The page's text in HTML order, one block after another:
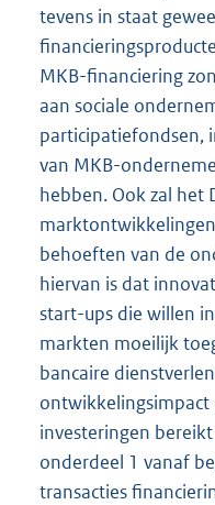
tevens in staat
MKB-financiering
aan sociale
participatiefondsen,
van MKB-onder
hebben. Ook zal het
behoeften van de
hiervan is dat
start-ups die willen
markten moeilijk
bancaire
investeringen
onderdeel 1 vanaf
transacties